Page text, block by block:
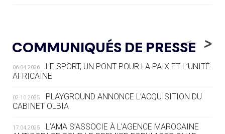
LE RÊVE DE VOIR LA LUGE ALPINE
AUX JO « N'EST PAS FINI »
05.08 — TIR À L'ARC
DES MONDIAUX À BRISBANE SUR LA
ROUTE DES JO 2032
LE VILLAGE OLYMPIQUE DES ARAVIS
COMMUNIQUÉS DE PRESSE
<
06.04.2026
LE SPORT, UN PONT POUR LA PAIX ET L’UNITÉ
AFRICAINE
02.10.2025
PLAYGROUND ANNONCE L’ACQUISITION DU
CABINET OLBIA
17.04.2025
L’AMA S’ASSOCIE À L’AGENCE MAROCAINE
>